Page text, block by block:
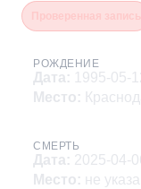
РОЖДЕНИЕ
Дата: 1995-05-
Место:
СМЕРТЬ
Дата: 2025-04-
Место: не